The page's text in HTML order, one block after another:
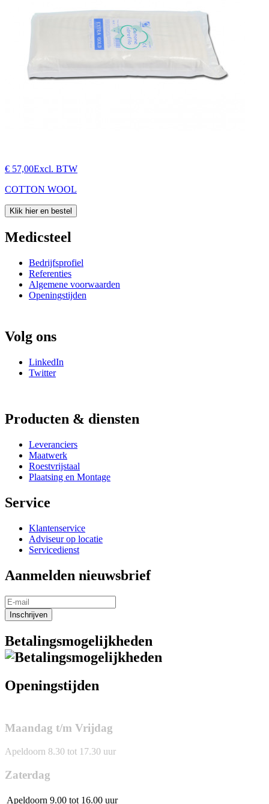
€ 57,00Excl. BTW
COTTON WOOL
Klik hier en bestel
Medicsteel
Bedrijfsprofiel
Referenties
Algemene voorwaarden
Openingstijden
Volg ons
LinkedIn
Twitter
Producten & diensten
Leveranciers
Maatwerk
Roestvrijstaal
Plaatsing en Montage
Service
Klantenservice
Adviseur op locatie
Servicedienst
Aanmelden nieuwsbrief
Inschrijven
Betalingsmogelijkheden
Openingstijden
Maandag t/m Vrijdag
Apeldoorn 8.30 tot 17.30 uur
Zaterdag
Apeldoorn 9.00 tot 16.00 uur